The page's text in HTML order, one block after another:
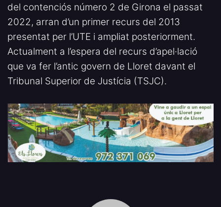
del contenciós número 2 de Girona el passat
2022, arran d’un primer recurs del 2013
presentat per l’UTE i ampliat posteriorment.
Actualment a l’espera del recurs d’apel·lació
que va fer l’antic govern de Lloret davant el
Tribunal Superior de Justícia (TSJC).